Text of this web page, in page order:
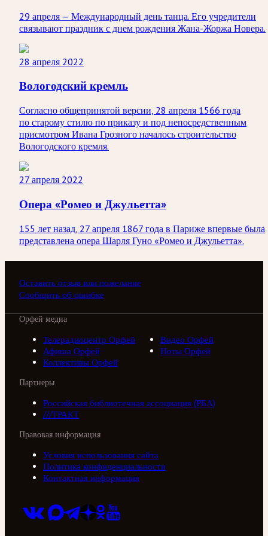
29 апреля — Международный день танца. Его учредители
связывают праздник с днем рождения Жана-Жоржа Новера.
28 апреля 2022
Вологодский кремль
Согласно общепринятой версии, 28 апреля 1566 года
по старому стилю по приказу и под непосредственным
присмотром Ивана Грозного началось строительство
Вологодского кремля.
27 апреля 2022
Опера «Ромео и Джульетта»
155 лет назад, 27 апреля 1867 года в Париже впервые была
представлена опера Шарля Гуно «Ромео и Джульетта».
Оставить отзыв или пожелание
Сообщить об ошибке
Орфей медиа
Телерадиоцентр Орфей
Видео Орфей
Афиша Орфей
Ноты Орфей
Коллективы Орфей
Партнеры
Российская библиотечная ассоциация (РБА)
///ТРАКТ
Правовая информация
Условия использования сайта
Политика конфиденциальности
Контактная информация